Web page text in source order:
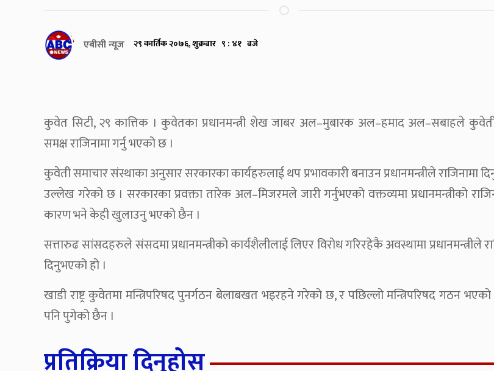
एबीसी न्यूज २९ कार्तिक २०७६, शुक्रबार ९ : ४१ बजे
कुवेत सिटी, २९ कात्तिक । कुवेतका प्रधानमन्त्री शेख जाबर अल–मुबारक अल–हमाद अल–सबाहले
समक्ष राजिनामा गर्नु भएको छ ।
कुवेती समाचार संस्थाका अनुसार सरकारका कार्यहरुलाई थप प्रभावकारी बनाउन प्रधानमन्त्रीले राजिनामा
उल्लेख गरेको छ । सरकारका प्रवक्ता तारेक अल–मिजरमले जारी गर्नुभएको वक्तव्यमा प्रधानमन्त्रीको
कारण भने केही खुलाउनु भएको छैन ।
सत्तारुढ सांसदहरुले संसदमा प्रधानमन्त्रीको कार्यशैलीलाई लिएर विरोध गरिरहेकै अवस्थामा प्रधानमन्त्रीले
दिनुभएको हो ।
खाडी राष्ट्र कुवेतमा मन्त्रिपरिषद पुनर्गठन बेलाबखत भइरहने गरेको छ, र पछिल्लो मन्त्रिपरिषद गठन भएको
पनि पुगेको छैन ।
प्रतिक्रिया दिनुहोस्